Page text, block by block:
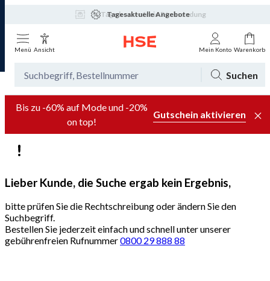
Tagesaktuelle Angebote
Menü Ansicht Mein Konto Warenkorb
Suchen
Bis zu -60% auf Mode und -20%
on top!
Gutschein aktivieren
Lieber Kunde, die Suche ergab kein Ergebnis,
bitte prüfen Sie die Rechtschreibung oder ändern Sie den
Suchbegriff.
Bestellen Sie jederzeit einfach und schnell unter unserer
gebührenfreien Rufnummer0800 29 888 88